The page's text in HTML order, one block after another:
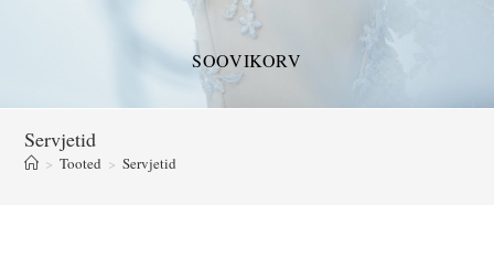
SOOVIKORV
Servjetid
> Tooted > Servjetid